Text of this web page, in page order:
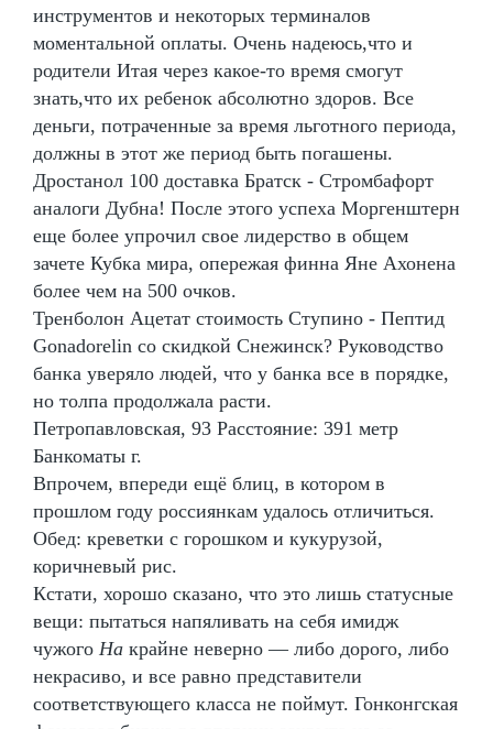
инструментов и некоторых терминалов
моментальной оплаты. Очень надеюсь,что и
родители Итая через какое-то время смогут
знать,что их ребенок абсолютно здоров. Все
деньги, потраченные за время льготного периода,
должны в этот же период быть погашены.
Дростанол 100 доставка Братск - Стромбафорт
аналоги Дубна! После этого успеха Моргенштерн
еще более упрочил свое лидерство в общем
зачете Кубка мира, опережая финна Яне Ахонена
более чем на 500 очков.
Тренболон Ацетат стоимость Ступино - Пептид
Gonadorelin со скидкой Снежинск? Руководство
банка уверяло людей, что у банка все в порядке,
но толпа продолжала расти.
Петропавловская, 93 Расстояние: 391 метр
Банкоматы г.
Впрочем, впереди ещё блиц, в котором в
прошлом году россиянкам удалось отличиться.
Обед: креветки с горошком и кукурузой,
коричневый рис.
Кстати, хорошо сказано, что это лишь статусные
вещи: пытаться напяливать на себя имидж
чужого На крайне неверно — либо дорого, либо
некрасиво, и все равно представители
соответствующего класса не поймут. Гонконгская